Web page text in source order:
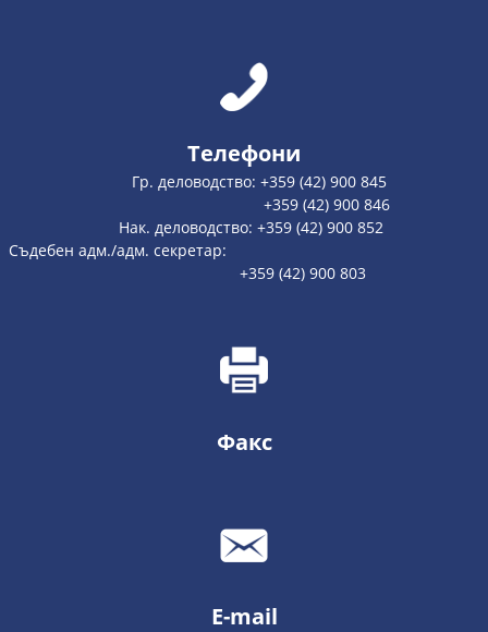
Телефони
Гр. деловодство: +359 (42) 900 845
+359 (42) 900 846
Нак. деловодство: +359 (42) 900 852
Съдебен адм./адм. секретар:
+359 (42) 900 803
Факс
E-mail